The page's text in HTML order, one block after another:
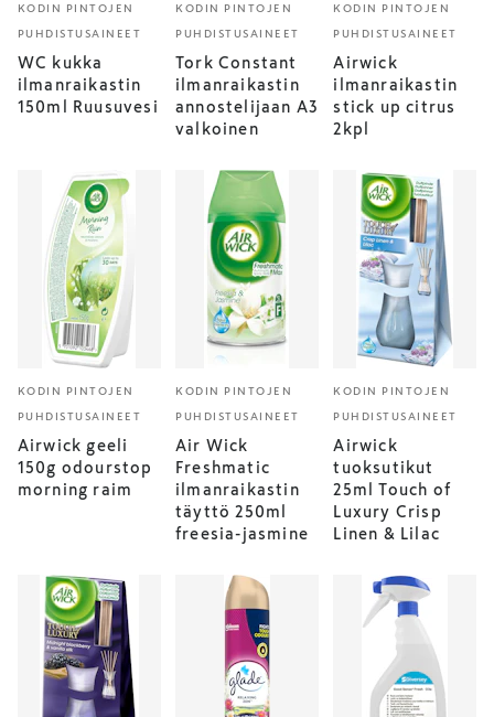
KODIN PINTOJEN
PUHDISTUSAINEET
WC kukka
ilmanraikastin
150ml Ruusuvesi
KODIN PINTOJEN
PUHDISTUSAINEET
Tork Constant
ilmanraikastin
annostelijaan A3
valkoinen
KODIN PINTOJEN
PUHDISTUSAINEET
Airwick
ilmanraikastin
stick up citrus
2kpl
KODIN PINTOJEN
PUHDISTUSAINEET
Airwick geeli
150g odourstop
morning raim
KODIN PINTOJEN
PUHDISTUSAINEET
Air Wick
Freshmatic
ilmanraikastin
täyttö 250ml
freesia-jasmine
KODIN PINTOJEN
PUHDISTUSAINEET
Airwick
tuoksutikut
25ml Touch of
Luxury Crisp
Linen & Lilac